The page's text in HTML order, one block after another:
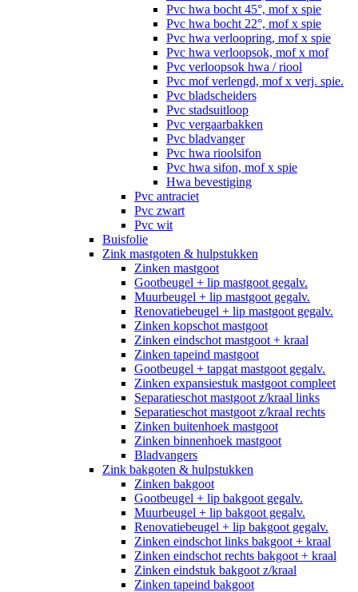
Pvc hwa bocht 45°, mof x spie
Pvc hwa bocht 22°, mof x spie
Pvc hwa verloopring, mof x spie
Pvc hwa verloopsok, mof x mof
Pvc verloopsok hwa / riool
Pvc mof verlengd, mof x verj. spie.
Pvc bladscheiders
Pvc stadsuitloop
Pvc vergaarbakken
Pvc bladvanger
Pvc hwa rioolsifon
Pvc hwa sifon, mof x spie
Hwa bevestiging
Pvc antraciet
Pvc zwart
Pvc wit
Buisfolie
Zink mastgoten & hulpstukken
Zinken mastgoot
Gootbeugel + lip mastgoot gegalv.
Muurbeugel + lip mastgoot gegalv.
Renovatiebeugel + lip mastgoot gegalv.
Zinken kopschot mastgoot
Zinken eindschot mastgoot + kraal
Zinken tapeind mastgoot
Gootbeugel + tapgat mastgoot gegalv.
Zinken expansiestuk mastgoot compleet
Separatieschot mastgoot z/kraal links
Separatieschot mastgoot z/kraal rechts
Zinken buitenhoek mastgoot
Zinken binnenhoek mastgoot
Bladvangers
Zink bakgoten & hulpstukken
Zinken bakgoot
Gootbeugel + lip bakgoot gegalv.
Muurbeugel + lip bakgoot gegalv.
Renovatiebeugel + lip bakgoot gegalv.
Zinken eindschot links bakgoot + kraal
Zinken eindschot rechts bakgoot + kraal
Zinken eindstuk bakgoot z/kraal
Zinken tapeind bakgoot